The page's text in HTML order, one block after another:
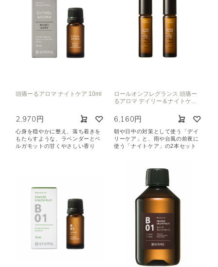
頭痛ーるアロマ ナイトケア 10ml
2,970円
心身を穏やかに整え、落ち着きを
もたらすような、ラベンダーとベ
ルガモットの甘くやさしい香り
ロールオンフレグランス 頭痛ー
るアロマ デイリー＆ナイトケ...
6,160円
朝や日中の対策として使う「デイ
リーケア」と、雨や台風の前夜に
使う「ナイトケア」の2本セット